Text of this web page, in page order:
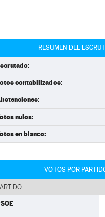
RESUMEN DEL
contabilizados:
nulos:
en blanco:
VOTOS POR